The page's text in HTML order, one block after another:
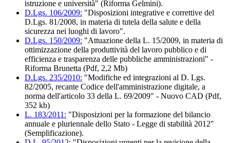
istruzione e università" (Riforma Gelmini).
D.Lgs. 106/2009: "Disposizioni integrative e correttive del
D.Lgs. 81/2008, in materia di tutela della salute e della
sicurezza nei luoghi di lavoro".
D.Lgs. 150/2009: "Attuazione della L. 15/2009, in materia di
ottimizzazione della produttività del lavoro pubblico e di
efficienza e trasparenza delle pubbliche amministrazioni" -
Riforma Brunetta (Pdf, 2,2 Mb)
D.Lgs. 235/2010: "Modifiche ed integrazioni al D. Lgs.
82/2005, recante Codice dell'amministrazione digitale, a
norma dell'articolo 33 della L. 69/2009" - Nuovo CAD (Pdf,
352 kb)
L. 183/2011: "Disposizioni per la formazione del bilancio
annuale e pluriennale dello Stato - Legge di stabilità 2012"
(Semplificazione).